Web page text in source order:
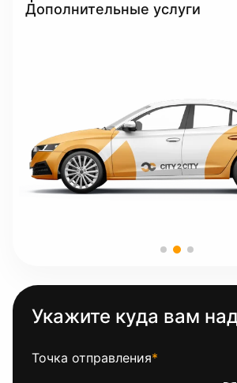
Дополнительные услуги
Укажите куда вам
Точка отправления*